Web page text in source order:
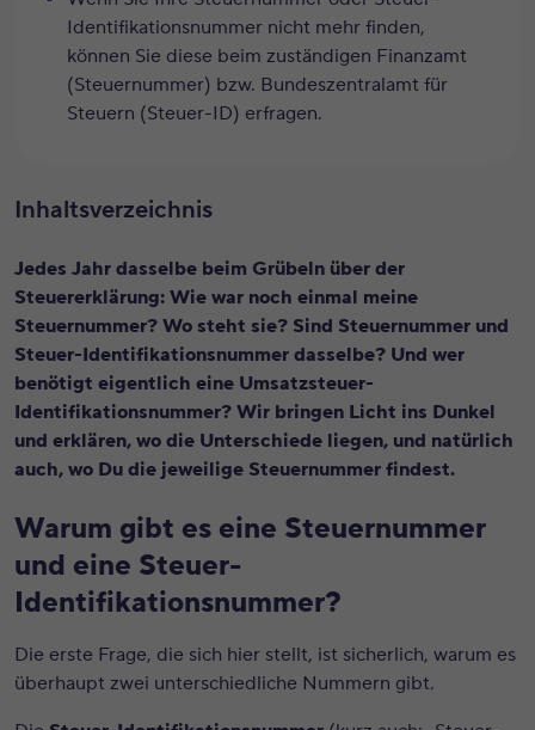
Identifikationsnummer nicht mehr finden,
können Sie diese beim zuständigen Finanzamt
(Steuernummer) bzw. Bundeszentralamt für
Steuern (Steuer-ID) erfragen.
Inhaltsverzeichnis
Jedes Jahr dasselbe beim Grübeln über der
Steuererklärung: Wie war noch einmal meine
Steuernummer? Wo steht sie? Sind Steuernummer und
Steuer-Identifikationsnummer dasselbe? Und wer
benötigt eigentlich eine Umsatzsteuer-
Identifikationsnummer? Wir bringen Licht ins Dunkel
und erklären, wo die Unterschiede liegen, und natürlich
auch, wo Du die jeweilige Steuernummer findest.
Warum gibt es eine Steuernummer
und eine Steuer-
Identifikationsnummer?
Die erste Frage, die sich hier stellt, ist sicherlich, warum es
überhaupt zwei unterschiedliche Nummern gibt.